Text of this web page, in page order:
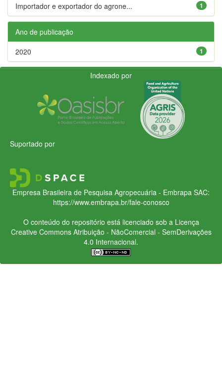
1
Importador e exportador do agrone...
Ano de publicação
1
2020
Indexado por
Suportado por
Empresa Brasileira de Pesquisa Agropecuária - Embrapa SAC:
https://www.embrapa.br/fale-conosco
O conteúdo do repositório está licenciado sob a Licença
Creative CommonsAtribuição - NãoComercial - SemDerivações
4.0 Internacional.